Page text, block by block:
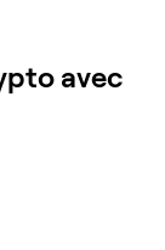
avec